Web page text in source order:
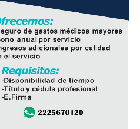
Veracruz y Puebla
con más de 350
una importante
económico para
entidades.